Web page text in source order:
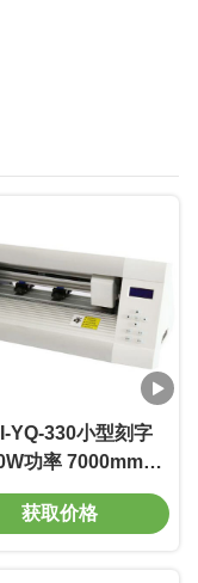
YQ-330小型刻字
功率 7000mm/s
质量好 电光
转换率高
获取价格